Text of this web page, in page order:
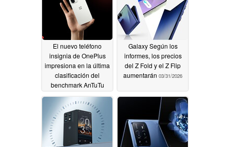
El nuevo teléfono
insignia de OnePlus
impresiona en la última
clasificación del
benchmark AnTuTu
04/02/2026
Galaxy Según los
informes, los precios
del Z Fold y el Z Flip
aumentarán 03/31/2026